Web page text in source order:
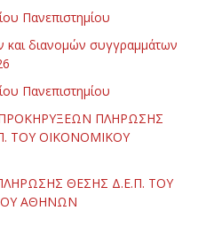
Πανεπιστημίου
διανομών συγγραμμάτων
Πανεπιστημίου
ΠΛΗΡΩΣΗΣ
ΤΟΥ ΟΙΚΟΝΟΜΙΚΟΥ
ΘΕΣΗΣ Δ.Ε.Π. ΤΟΥ
ΑΘΗΝΩΝ